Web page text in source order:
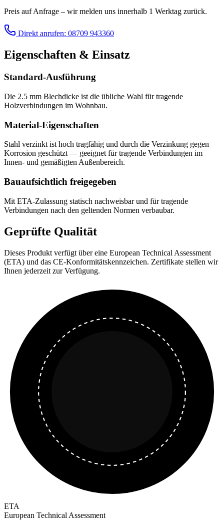
Preis auf Anfrage – wir melden uns innerhalb 1 Werktag zurück.
Direkt anrufen: 08709 943360
Eigenschaften & Einsatz
Standard-Ausführung
Die 2.5 mm Blechdicke ist die übliche Wahl für tragende
Holzverbindungen im Wohnbau.
Material-Eigenschaften
Stahl verzinkt ist hoch tragfähig und durch die Verzinkung gegen
Korrosion geschützt — geeignet für tragende Verbindungen im
Innen- und gemäßigten Außenbereich.
Bauaufsichtlich freigegeben
Mit ETA-Zulassung statisch nachweisbar und für tragende
Verbindungen nach den geltenden Normen verbaubar.
Geprüfte Qualität
Dieses Produkt verfügt über eine European Technical Assessment
(ETA) und das CE-Konformitätskennzeichen. Zertifikate stellen wir
Ihnen jederzeit zur Verfügung.
ETA
European Technical Assessment